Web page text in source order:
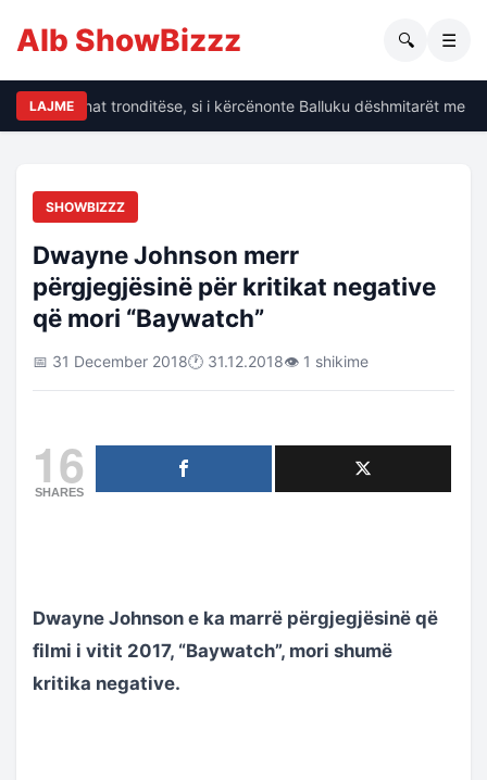
Alb ShowBizzz 🔍 ☰
LAJME
të dhënat tronditëse, si i kërcënonte Balluku dëshmitarët me
SHOWBIZZZ
Dwayne Johnson merr
përgjegjësinë për kritikat negative
që mori “Baywatch”
📅 31 December 2018🕐 31.12.2018👁 1 shikime
16
SHARES
Dwayne Johnson e ka marrë përgjegjësinë që
filmi i vitit 2017, “Baywatch”, mori shumë
kritika negative.